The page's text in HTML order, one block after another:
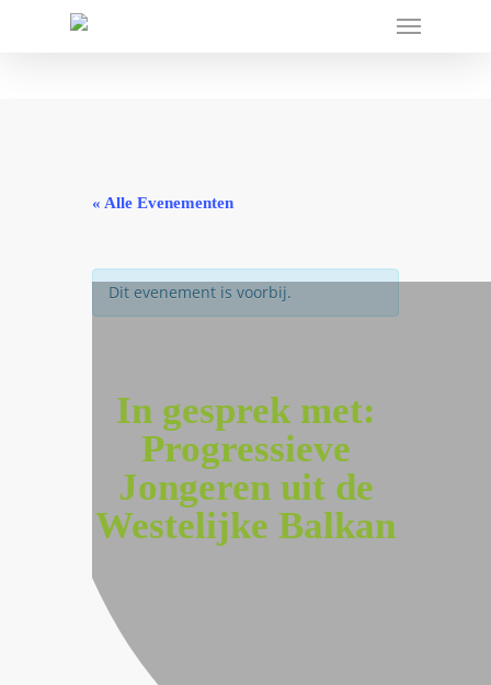
« Alle Evenementen
Dit evenement is voorbij.
In gesprek met:
Progressieve
Jongeren uit de
Westelijke Balkan